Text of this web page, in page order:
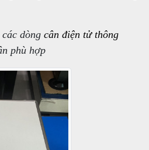
dòng cân điện tử thông
phù hợp